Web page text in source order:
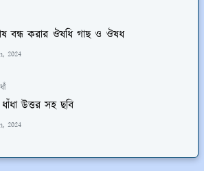
বন্ধ করার ঔষধি গাছ ও ঔষধ
2024
ধাঁধা উত্তর সহ ছবি
2024